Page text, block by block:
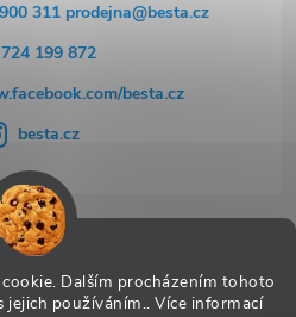
Dalším procházením tohoto
jejich používáním.. Více informací
311 prodejna@besta.cz
724 199 872
besta.cz
besta.cz